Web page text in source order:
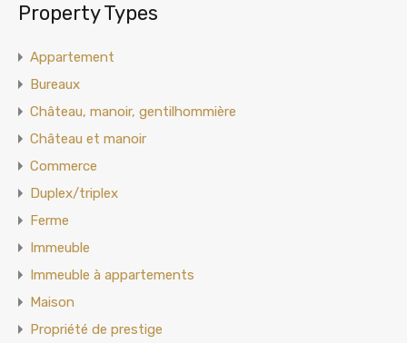
Property Types
Appartement
Bureaux
Château, manoir, gentilhommière
Château et manoir
Commerce
Duplex/triplex
Ferme
Immeuble
Immeuble à appartements
Maison
Propriété de prestige